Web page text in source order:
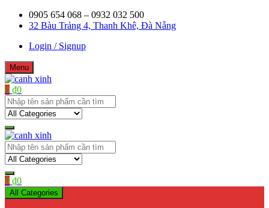
Skip
0905 654 068 – 0932 032 500
32 Bàu Trảng 4, Thanh Khê, Đà Nẵng
Login / Signup
Menu
canh xinh
Shop bán manơcanh, phụ kiện mở shop
0 ₫0
canh xinh
Shop bán manơcanh, phụ kiện mở shop
0 ₫0
All Categories